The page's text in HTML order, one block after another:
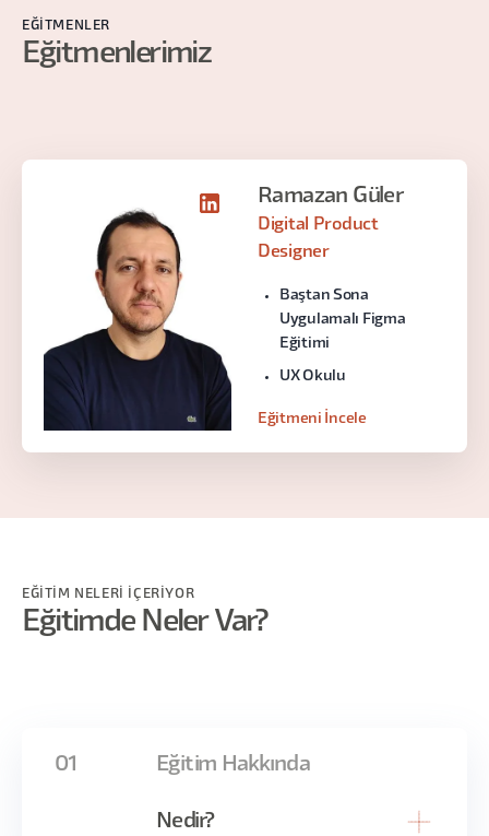
EĞITMENLER
Eğitmenlerimiz
Ramazan Güler
Digital Product
Designer
Baştan Sona
Uygulamalı Figma
Eğitimi
UX Okulu
Eğitmeni İncele
EĞİTİM NELERİ İÇERİYOR
Eğitimde Neler Var?
01 Eğitim Hakkında
Nedir?